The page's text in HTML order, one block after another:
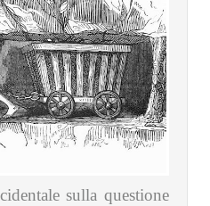
sulla questione